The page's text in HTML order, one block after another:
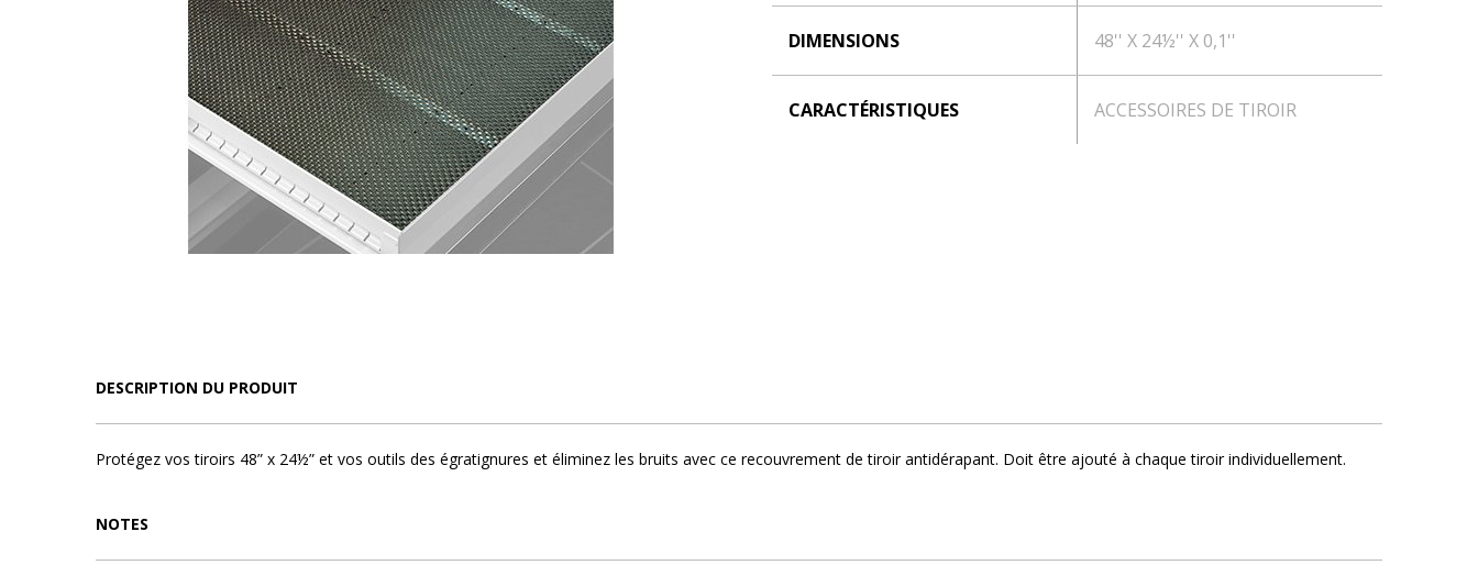
DIMENSIONS 48'' X 24½'' X 0,1''
CARACTÉRISTIQUES ACCESSOIRES DE TIROIR
DESCRIPTION DU PRODUIT
Protégez vos tiroirs 48” x 24½” et vos outils des égratignures et éliminez les bruits avec ce recouvrement de tiroir antidérapant. Doit être ajouté à chaque tiroir individuellement.
NOTES